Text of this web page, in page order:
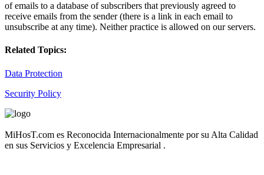
of emails to a database of subscribers that previously agreed to
receive emails from the sender (there is a link in each email to
unsubscribe at any time). Neither practice is allowed on our servers.
Related Topics:
Data Protection
Security Policy
MiHosT.com es Reconocida Internacionalmente por su Alta Calidad
en sus Servicios y Excelencia Empresarial .